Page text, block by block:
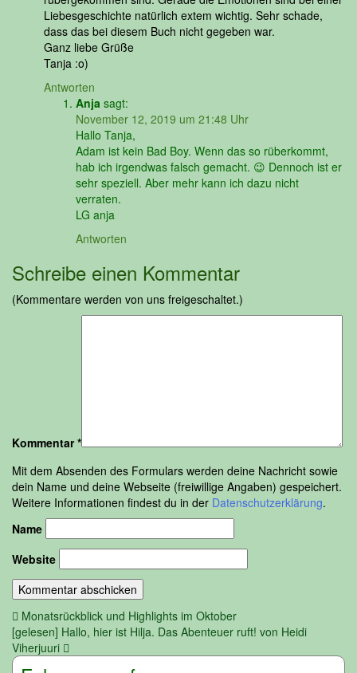
Liebesgeschichte natürlich extem wichtig. Sehr schade,
dass das bei diesem Buch nicht gegeben war.
Ganz liebe Grüße
Tanja :o)
Antworten
Anja sagt:
November 12, 2019 um 21:48 Uhr
Hallo Tanja,
Adam ist kein Bad Boy. Wenn das so rüberkommt,
hab ich irgendwas falsch gemacht. 😉 Dennoch ist er
sehr speziell. Aber mehr kann ich dazu nicht
verraten.
LG anja
Antworten
Schreibe einen Kommentar
(Kommentare werden von uns freigeschaltet.)
Kommentar*
Mit dem Absenden des Formulars werden deine Nachricht sowie
dein Name und deine Webseite (freiwillige Angaben) gespeichert.
Weitere Informationen findest du in der Datenschutzerklärung.
Name
Website
Beitragsnavigation
Monatsrückblick und Highlights im Oktober
[gelesen] Hallo, hier ist Hilja. Das Abenteuer ruft! von Heidi
Viherjuuri